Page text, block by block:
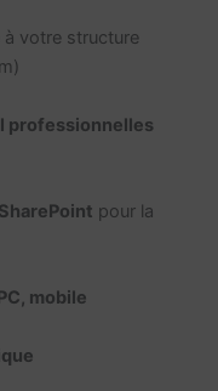
à votre structure
professionnelles
pour la
mobile